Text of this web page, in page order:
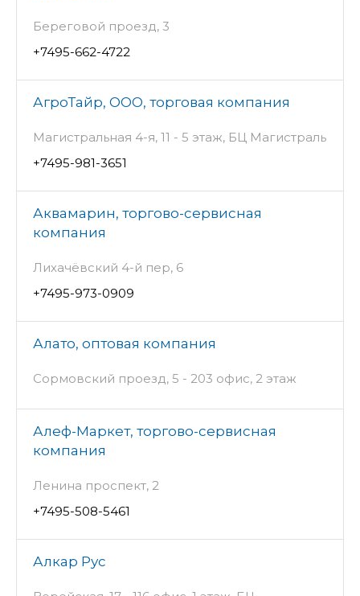
Береговой проезд, 3
+7495-662-4722
АгроТайр, ООО, торговая компания
Магистральная 4-я, 11 - 5 этаж, БЦ Магистраль
+7495-981-3651
Аквамарин, торгово-сервисная
компания
Лихачёвский 4-й пер, 6
+7495-973-0909
Алато, оптовая компания
Сормовский проезд, 5 - 203 офис, 2 этаж
Алеф-Маркет, торгово-сервисная
компания
Ленина проспект, 2
+7495-508-5461
Алкар Рус